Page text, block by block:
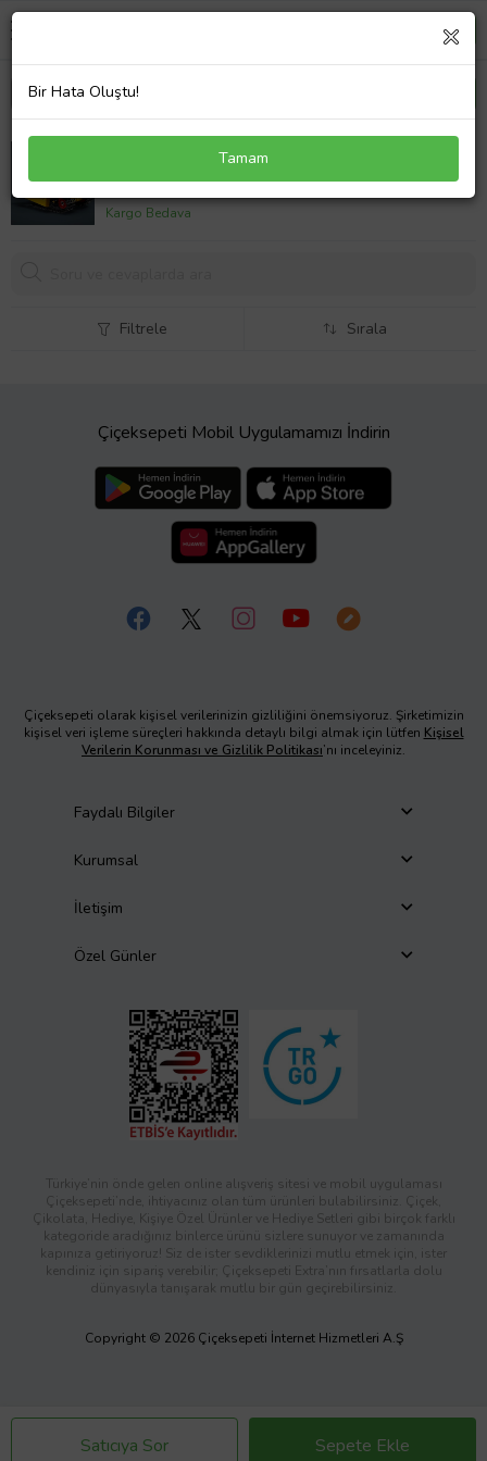
LEGO® Technic Ağır İş Buldozeri 42163
847,12 TL
Kargo Bedava
Satıcıya Sor Sepete Ekle
Filtrele Sırala
Çiçeksepeti Mobil Uygulamamızı İndirin
Çiçeksepeti olarak kişisel verilerinizin gizliliğini önemsiyoruz. Şirketimizin
kişisel veri işleme süreçleri hakkında detaylı bilgi almak için lütfen Kişisel
Verilerin Korunması ve Gizlilik Politikası’nı inceleyiniz.
Faydalı Bilgiler
Kurumsal
İletişim
Özel Günler
Türkiye’nin önde gelen online alışveriş sitesi ve mobil uygulaması
Çiçeksepeti’nde, ihtiyacınız olan tüm ürünleri bulabilirsiniz. Çiçek,
Çikolata, Hediye, Kişiye Özel Ürünler ve Hediye Setleri gibi birçok farklı
kategoride aradığınız binlerce ürünü sizlere sunuyor ve zamanında
kapınıza getiriyoruz! Siz de ister sevdiklerinizi mutlu etmek için, ister
kendiniz için sipariş verebilir; Çiçeksepeti Extra’nın fırsatlarla dolu
dünyasıyla tanışarak mutlu bir gün geçirebilirsiniz.
Copyright © 2026 Çiçeksepeti İnternet Hizmetleri A.Ş
Bir Hata Oluştu!
Tamam